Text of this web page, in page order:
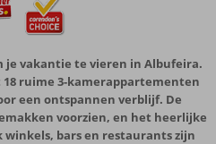
je vakantie te vieren in Albufeira.
ruime 3-kamerappartementen
een ontspannen verblijf. De
voorzien, en het heerlijke
bars en restaurants zijn